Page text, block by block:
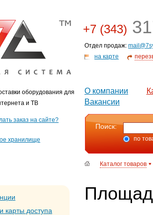
оборудования для
и ТВ
+7 (343)
Отдел продаж:
на карте
О компании
Вакансии
заказ на сайте?
хранилище
Поиск:
по
Каталог товаров
карты доступа